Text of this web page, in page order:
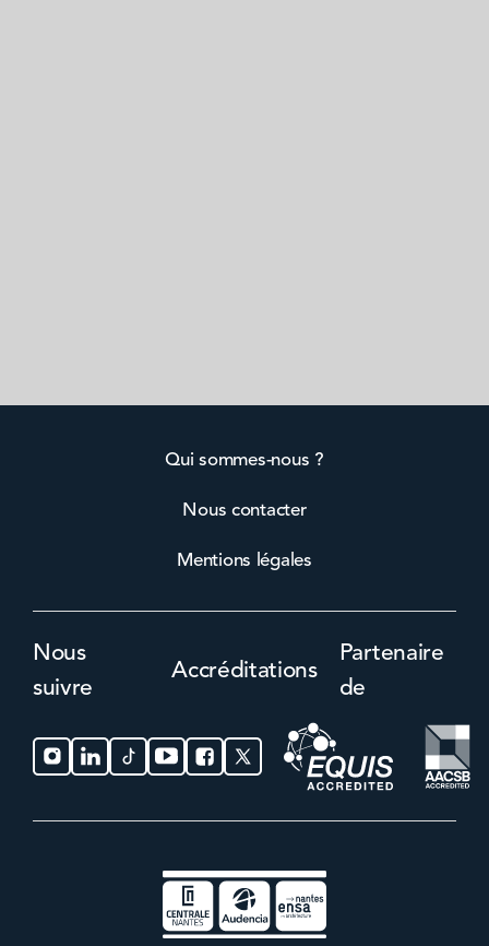
Qui sommes-nous ?
Nous contacter
Mentions légales
Nous
suivre
Accréditations
Partenaire
de